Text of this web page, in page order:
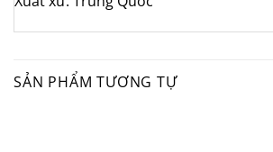
SẢN PHẨM TƯƠNG TỰ